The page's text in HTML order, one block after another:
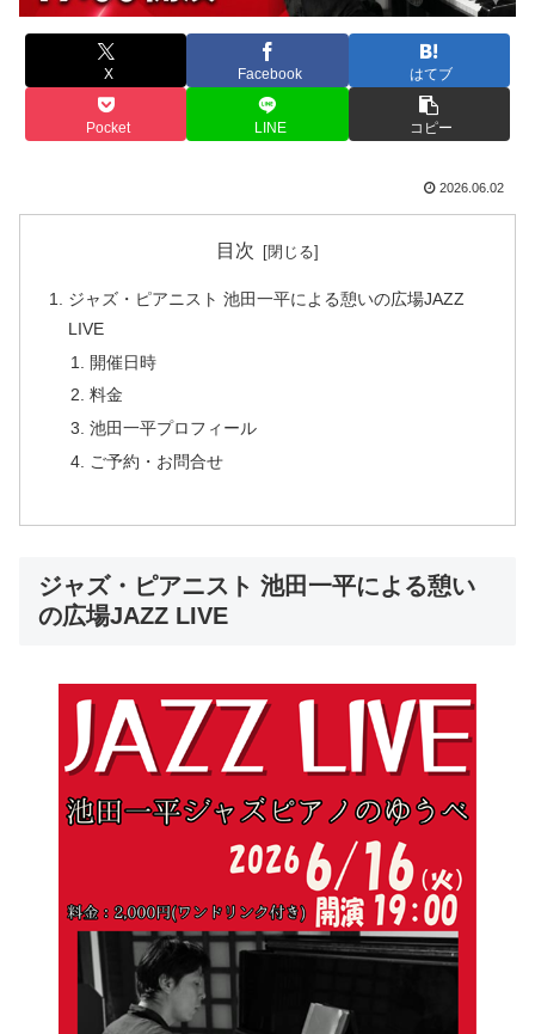
X Facebook はてブ
Pocket LINE コピー
2026.06.02
目次
ジャズ・ピアニスト 池田一平による憩いの広場JAZZ
LIVE
開催日時
料金
池田一平プロフィール
ご予約・お問合せ
ジャズ・ピアニスト 池田一平による憩い
の広場JAZZ LIVE